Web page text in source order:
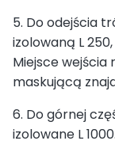
5. Do odejścia
izolowaną L
Miejsce wejścia
maskującą
6. Do górnej
izolowane L 1000.